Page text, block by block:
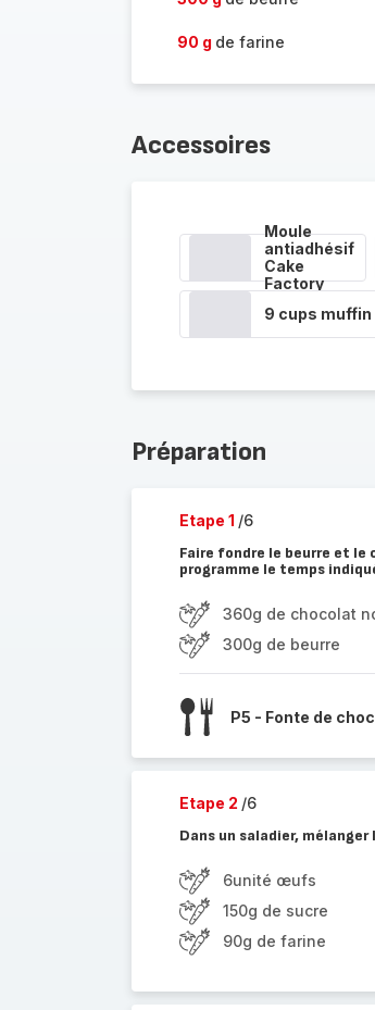
90 g de farine
Accessoires
Moule
antiadhésif
Cake
Factory
9 cups muffin
Préparation
Etape 1 /6
Faire fondre le beurre et le
programme le temps
360g de chocolat
300g de beurre
P5 - Fonte de
Etape 2 /6
Dans un saladier,
6unité œufs
150g de sucre
90g de farine